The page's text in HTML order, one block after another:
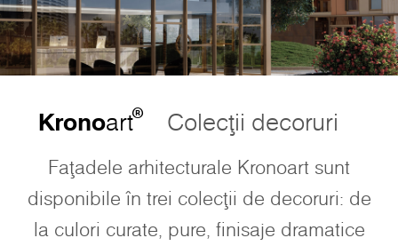
Kronoart® Colecții decoruri
Fațadele arhitecturale Kronoart sunt
disponibile în trei colecții de decoruri: de
la culori curate, pure, finisaje dramatice